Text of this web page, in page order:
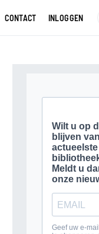
CONTACT INLOGGEN